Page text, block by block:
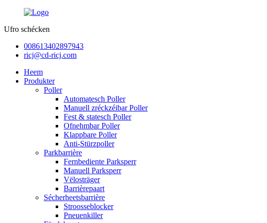
Ufro schécken
008613402897943
ricj@cd-ricj.com
Heem
Produkter
Poller
Automatesch Poller
Manuell zréckzéibar Poller
Fest & statesch Poller
Ofnehmbar Poller
Klappbare Poller
Anti-Stürzpoller
Parkbarrière
Fernbediente Parksperr
Manuell Parksperr
Vëlosträger
Barrièrepaart
Sécherheetsbarrière
Stroosseblocker
Pneuenkiller